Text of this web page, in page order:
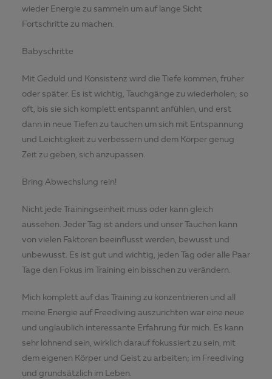
wieder Energie zu sammeln um auf lange Sicht
Fortschritte zu machen.
Babyschritte
Mit Geduld und Konsistenz wird die Tiefe kommen, früher
oder später. Es ist wichtig, Tauchgänge zu wiederholen; so
oft, bis sie sich komplett entspannt anfühlen, und erst
dann in neue Tiefen zu tauchen um sich mit Entspannung
und Leichtigkeit zu verbessern und dem Körper genug
Zeit zu geben, sich anzupassen.
Bring Abwechslung rein!
Nicht jede Trainingseinheit muss oder kann gleich
aussehen. Jeder Tag ist anders und unser Tauchen kann
von vielen Faktoren beeinflusst werden, bewusst und
unbewusst. Es ist gut und wichtig, jeden Tag oder alle Paar
Tage den Fokus im Training ein bisschen zu verändern.
Mich komplett auf das Training zu konzentrieren und all
meine Energie auf Freediving auszurichten war eine neue
und unglaublich interessante Erfahrung für mich. Es kann
sehr lohnend sein, wirklich darauf fokussiert zu sein, mit
dem eigenen Körper und Geist zu arbeiten; im Freediving
und grundsätzlich im Leben.